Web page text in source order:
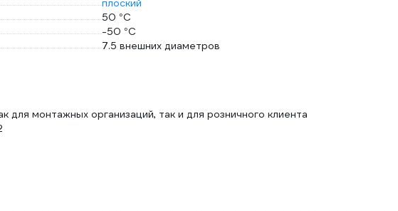
плоский
50 °С
-50 °С
7.5 внешних диаметров
для монтажных организаций, так и для розничного клиента